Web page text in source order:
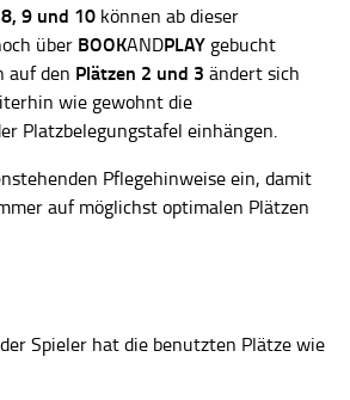
9 und 10 können ab dieser
über BOOKANDPLAY gebucht
auf den Plätzen 2 und 3 ändert sich
wie gewohnt die
Platzbelegungstafel einhängen.
Pflegehinweise ein, damit
auf möglichst optimalen Plätzen
Spieler hat die benutzten Plätze wie